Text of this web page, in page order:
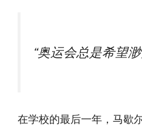
“奥运会总是希望
在学校的最后一年，马歇